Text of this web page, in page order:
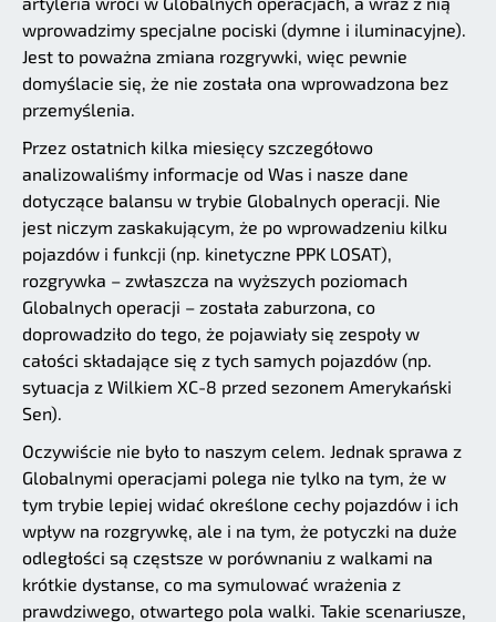
wprowadzimy specjalne pociski (dymne i iluminacyjne).
Jest to poważna zmiana rozgrywki, więc pewnie
domyślacie się, że nie została ona wprowadzona bez
przemyślenia.
Przez ostatnich kilka miesięcy szczegółowo
analizowaliśmy informacje od Was i nasze dane
dotyczące balansu w trybie Globalnych operacji. Nie
jest niczym zaskakującym, że po wprowadzeniu kilku
pojazdów i funkcji (np. kinetyczne PPK LOSAT),
rozgrywka – zwłaszcza na wyższych poziomach
Globalnych operacji – została zaburzona, co
doprowadziło do tego, że pojawiały się zespoły w
całości składające się z tych samych pojazdów (np.
sytuacja z Wilkiem XC-8 przed sezonem Amerykański
Sen).
Oczywiście nie było to naszym celem. Jednak sprawa z
Globalnymi operacjami polega nie tylko na tym, że w
tym trybie lepiej widać określone cechy pojazdów i ich
wpływ na rozgrywkę, ale i na tym, że potyczki na duże
odległości są częstsze w porównaniu z walkami na
krótkie dystanse, co ma symulować wrażenia z
prawdziwego, otwartego pola walki. Takie scenariusze,